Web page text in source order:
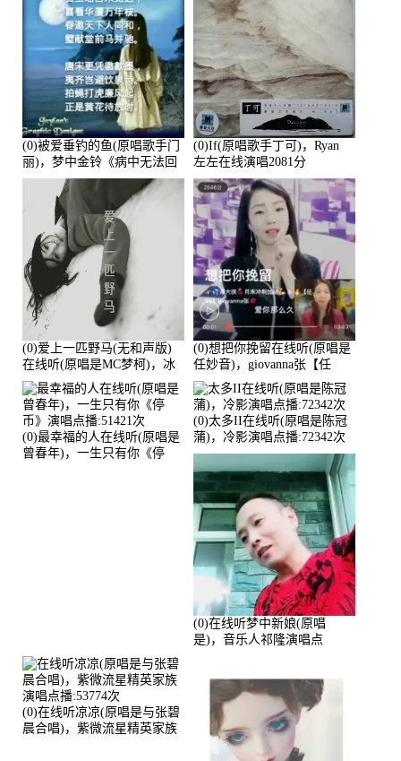
(0)被爱垂钓的鱼(原唱歌手门
丽)，梦中金铃《病中无法回
复大家》在线演唱3586分
(0)If(原唱歌手丁可)，Ryan
左左在线演唱2081分
(0)爱上一匹野马(无和声版)
在线听(原唱是MC梦柯)，冰
鑫Asce演唱点播:178815次
(0)想把你挽留在线听(原唱是
任妙音)，giovanna张【任
96】演唱点播:60173次
(0)最幸福的人在线听(原唱是
曾春年)，一生只有你《停
(0)太多II在线听(原唱是陈冠
蒲)，冷影演唱点播:72342次
(0)在线听梦中新娘(原唱
是)，音乐人祁隆演唱点
(0)在线听凉凉(原唱是与张碧
晨合唱)，紫微流星精英家族